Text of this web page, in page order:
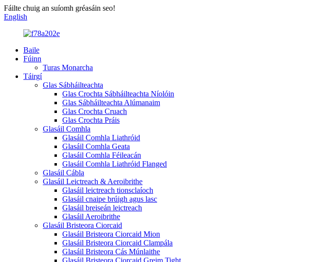
Fáilte chuig an suíomh gréasáin seo!
English
Baile
Fúinn
Turas Monarcha
Táirgí
Glas Sábháilteachta
Glas Crochta Sábháilteachta Níolóin
Glas Sábháilteachta Alúmanaim
Glas Crochta Cruach
Glas Crochta Práis
Glasáil Comhla
Glasáil Comhla Liathróid
Glasáil Comhla Geata
Glasáil Comhla Féileacán
Glasáil Comhla Liathróid Flanged
Glasáil Cábla
Glasáil Leictreach & Aeroibrithe
Glasáil leictreach tionsclaíoch
Glasáil cnaipe brúigh agus lasc
Glasáil breiseán leictreach
Glasáil Aeroibrithe
Glasáil Bristeora Ciorcaid
Glasáil Bristeora Ciorcaid Mion
Glasáil Bristeora Ciorcaid Clampála
Glasáil Bristeora Cás Múnlaithe
Glasáil Bristeora Ciorcaid Greim Tight